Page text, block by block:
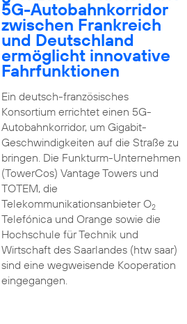
5G-Autobahnkorridor
zwischen Frankreich
und Deutschland
ermöglicht innovative
Fahrfunktionen
Ein deutsch-französisches
Konsortium errichtet einen 5G-
Autobahnkorridor, um Gigabit-
Geschwindigkeiten auf die Straße zu
bringen. Die Funkturm-Unternehmen
(TowerCos) Vantage Towers und
TOTEM, die
Telekommunikationsanbieter O2
Telefónica und Orange sowie die
Hochschule für Technik und
Wirtschaft des Saarlandes (htw saar)
sind eine wegweisende Kooperation
eingegangen.